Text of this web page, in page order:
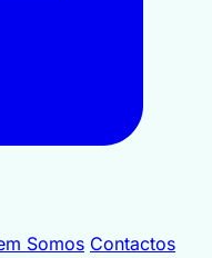
Somos Contactos